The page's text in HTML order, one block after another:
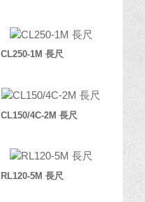
CL250-1M 長尺
CL150/4C-2M 長尺
RL120-5M 長尺